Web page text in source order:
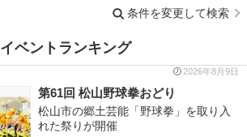
条件を変更して検索
イベントランキング
2026年8月9日
第61回 松山野球拳おどり
松山市の郷土芸能「野球拳」を取り入
れた祭りが開催